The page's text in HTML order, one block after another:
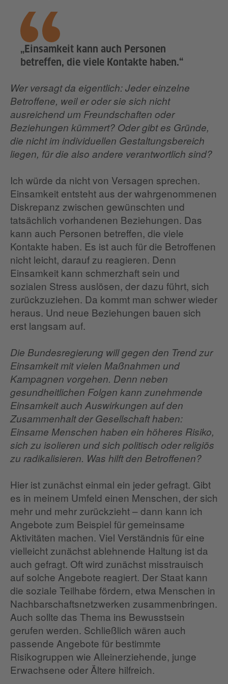
„Einsamkeit kann auch Personen
betreffen, die viele Kontakte haben.“
Wer versagt da eigentlich: Jeder einzelne
Betroffene, weil er oder sie sich nicht
ausreichend um Freundschaften oder
Beziehungen kümmert? Oder gibt es Gründe,
die nicht im individuellen Gestaltungsbereich
liegen, für die also andere verantwortlich sind?
Ich würde da nicht von Versagen sprechen.
Einsamkeit entsteht aus der wahrgenommenen
Diskrepanz zwischen gewünschten und
tatsächlich vorhandenen Beziehungen. Das
kann auch Personen betreffen, die viele
Kontakte haben. Es ist auch für die Betroffenen
nicht leicht, darauf zu reagieren. Denn
Einsamkeit kann schmerzhaft sein und
sozialen Stress auslösen, der dazu führt, sich
zurückzuziehen. Da kommt man schwer wieder
heraus. Und neue Beziehungen bauen sich
erst langsam auf.
Die Bundesregierung will gegen den Trend zur
Einsamkeit mit vielen Maßnahmen und
Kampagnen vorgehen. Denn neben
gesundheitlichen Folgen kann zunehmende
Einsamkeit auch Auswirkungen auf den
Zusammenhalt der Gesellschaft haben:
Einsame Menschen haben ein höheres Risiko,
sich zu isolieren und sich politisch oder religiös
zu radikalisieren. Was hilft den Betroffenen?
Hier ist zunächst einmal ein jeder gefragt. Gibt
es in meinem Umfeld einen Menschen, der sich
mehr und mehr zurückzieht – dann kann ich
Angebote zum Beispiel für gemeinsame
Aktivitäten machen. Viel Verständnis für eine
vielleicht zunächst ablehnende Haltung ist da
auch gefragt. Oft wird zunächst misstrauisch
auf solche Angebote reagiert. Der Staat kann
die soziale Teilhabe fördern, etwa Menschen in
Nachbarschaftsnetzwerken zusammenbringen.
Auch sollte das Thema ins Bewusstsein
gerufen werden. Schließlich wären auch
passende Angebote für bestimmte
Risikogruppen wie Alleinerziehende, junge
Erwachsene oder Ältere hilfreich.